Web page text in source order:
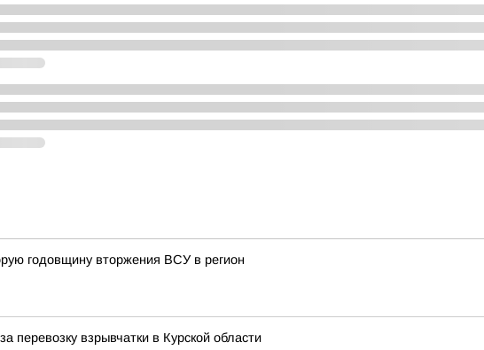
годовщину вторжения ВСУ в регион
перевозку взрывчатки в Курской области